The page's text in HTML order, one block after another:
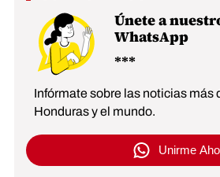
Únete a
WhatsApp
Infórmate sobre las noticias más
Honduras y el mundo.
Unirme